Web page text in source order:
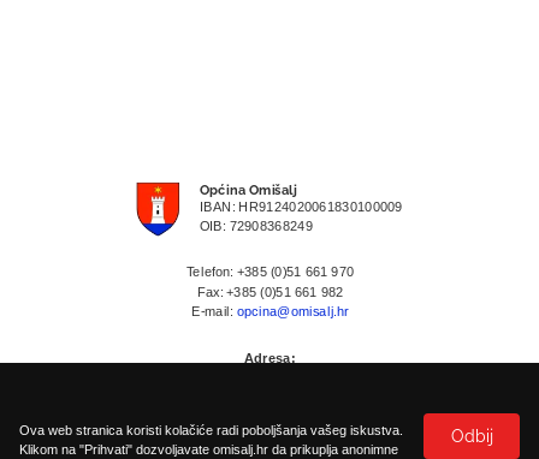
Općina Omišalj
IBAN: HR9124020061830100009
OIB: 72908368249
Telefon: +385 (0)51 661 970
Fax: +385 (0)51 661 982
E-mail: opcina@omisalj.hr
Adresa:
Ova web stranica koristi kolačiće radi poboljšanja vašeg iskustva.
Klikom na "Prihvati" dozvoljavate omisalj.hr da prikuplja anonimne
Odbij